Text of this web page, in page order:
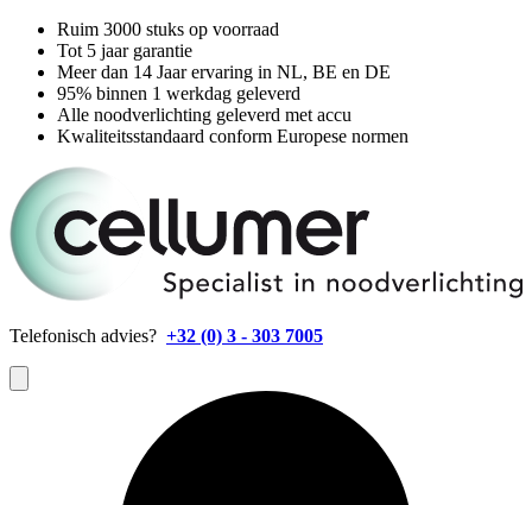
Ruim 3000 stuks op voorraad
Tot 5 jaar garantie
Meer dan 14 Jaar ervaring in NL, BE en DE
95% binnen 1 werkdag geleverd
Alle noodverlichting geleverd met accu
Kwaliteitsstandaard conform Europese normen
Telefonisch advies? +32 (0) 3 - 303 7005